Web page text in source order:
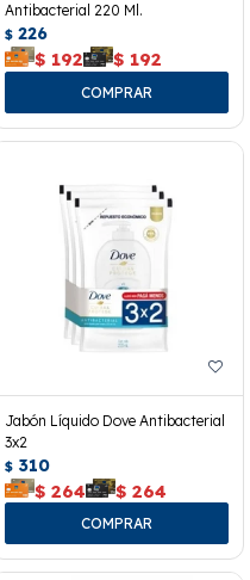
Antibacterial 220 Ml.
$ 226
$ 192 $ 192
Jabón Líquido Dove Antibacterial
3x2
$ 310
$ 264 $ 264